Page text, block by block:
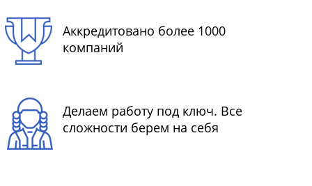
Аккредитовано более 1000
компаний
Делаем работу под ключ. Все
сложности берем на себя